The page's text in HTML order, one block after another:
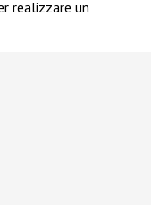
realizzare un